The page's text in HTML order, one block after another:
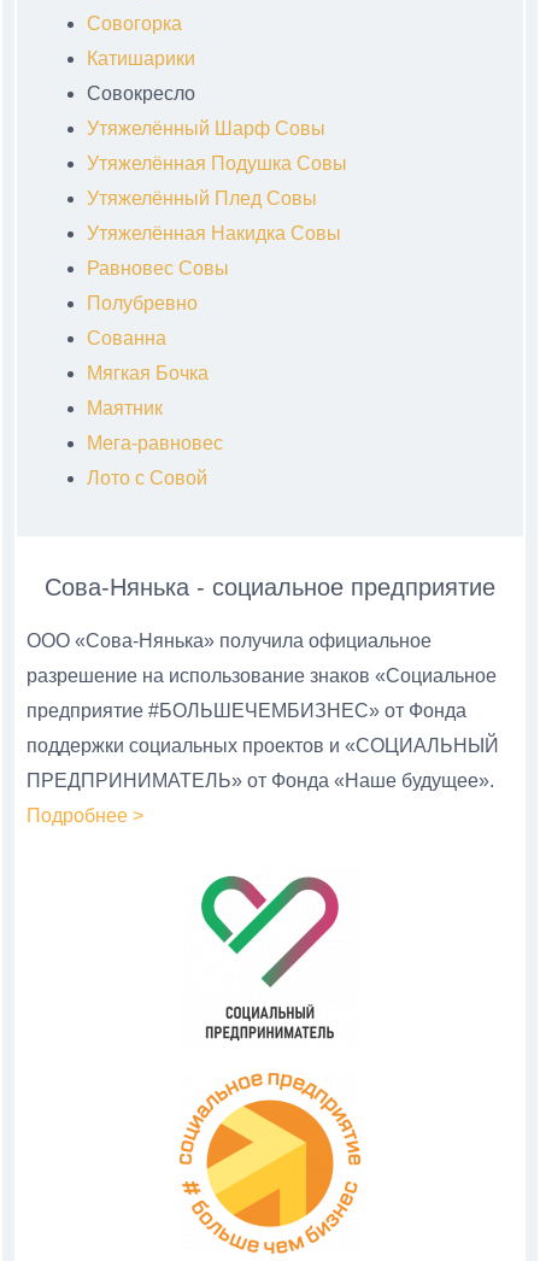
Совогорка
Катишарики
Совокресло
Утяжелённый Шарф Совы
Утяжелённая Подушка Совы
Утяжелённый Плед Совы
Утяжелённая Накидка Совы
Равновес Совы
Полубревно
Сованна
Мягкая Бочка
Маятник
Мега-равновес
Лото с Совой
Сова-Нянька - социальное предприятие
ООО «Сова-Нянька» получила официальное
разрешение на использование знаков «Социальное
предприятие #БОЛЬШЕЧЕМБИЗНЕС» от Фонда
поддержки социальных проектов и «СОЦИАЛЬНЫЙ
ПРЕДПРИНИМАТЕЛЬ» от Фонда «Наше будущее».
Подробнее >